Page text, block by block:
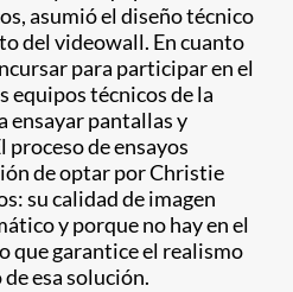
asumió el diseño técnico
del videowall. En cuanto
para participar en el
equipos técnicos de la
ensayar pantallas y
de ensayos
de optar por Christie
su calidad de imagen
y porque no hay en el
que garantice el realismo
esa solución.